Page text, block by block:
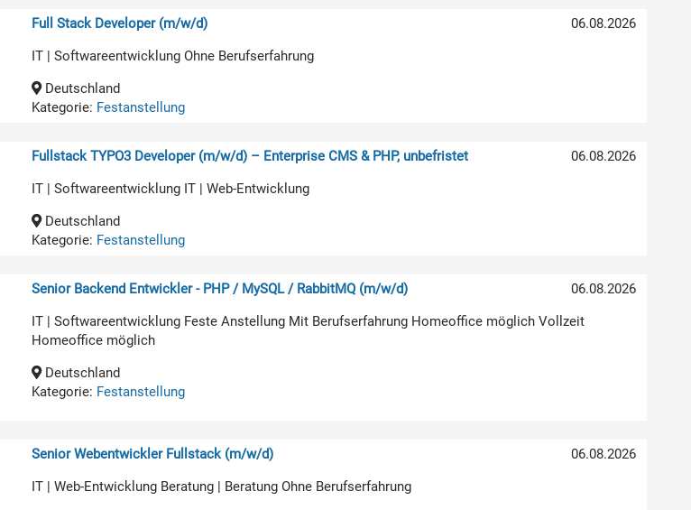
06.08.2026
Full Stack Developer (m/w/d)
IT | Softwareentwicklung Ohne Berufserfahrung
Deutschland
Kategorie: Festanstellung
06.08.2026
Fullstack TYPO3 Developer (m/w/d) – Enterprise CMS & PHP, unbefristet
IT | Softwareentwicklung IT | Web-Entwicklung
Deutschland
Kategorie: Festanstellung
06.08.2026
Senior Backend Entwickler - PHP / MySQL / RabbitMQ (m/w/d)
IT | Softwareentwicklung Feste Anstellung Mit Berufserfahrung Homeoffice möglich Vollzeit
Homeoffice möglich
Deutschland
Kategorie: Festanstellung
06.08.2026
Senior Webentwickler Fullstack (m/w/d)
IT | Web-Entwicklung Beratung | Beratung Ohne Berufserfahrung